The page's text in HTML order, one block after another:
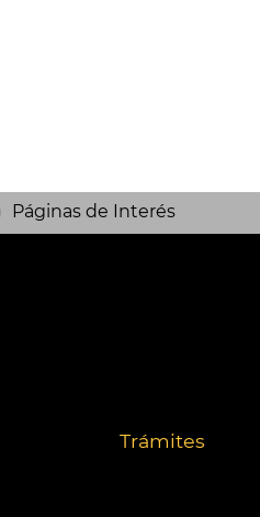
Páginas de Interés
Trámites